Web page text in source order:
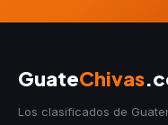
GuateChivas
Los clasificados de